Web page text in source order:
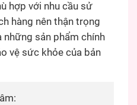
hợp với nhu cầu sử
hàng nên thận trọng
những sản phẩm chính
vệ sức khỏe của bản